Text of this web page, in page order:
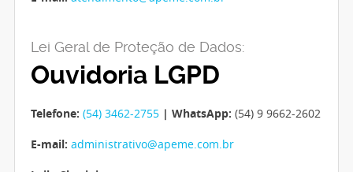
Lei Geral de Proteção de Dados:
Ouvidoria LGPD
Telefone: (54) 3462-2755 | WhatsApp: (54) 9 9662-2602
E-mail: administrativo@apeme.com.br